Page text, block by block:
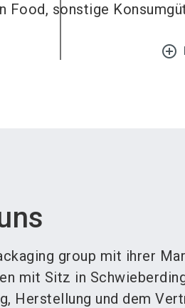
Food, sonstige
add_circle_outline
group mit ihrer
mit Sitz in
Herstellung und dem